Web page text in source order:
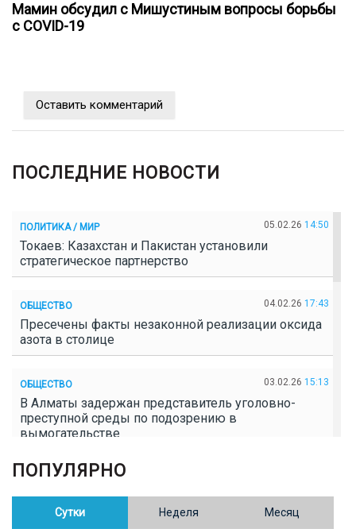
Мамин обсудил с Мишустиным вопросы борьбы
с COVID-19
Оставить комментарий
ПОСЛЕДНИЕ НОВОСТИ
ПОЛИТИКА / МИР 05.02.26 14:50
Токаев: Казахстан и Пакистан установили
стратегическое партнерство
ОБЩЕСТВО 04.02.26 17:43
Пресечены факты незаконной реализации оксида
азота в столице
ОБЩЕСТВО 03.02.26 15:13
В Алматы задержан представитель уголовно-
преступной среды по подозрению в
вымогательстве
ОБЩЕСТВО
Полицейские пресекли незаконное выращивание
конопли в Таразе
ПОПУЛЯРНО
Сутки Неделя Месяц